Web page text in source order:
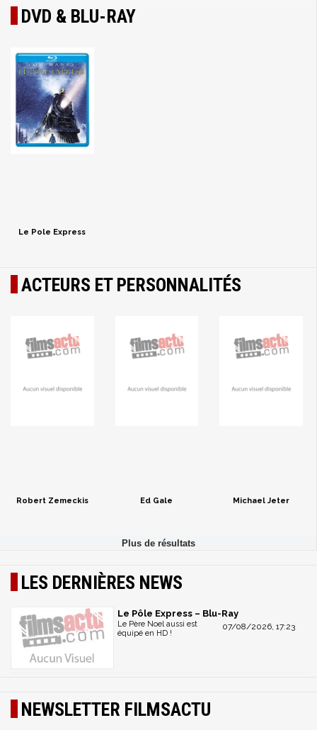
DVD & BLU-RAY
Le Pole Express
ACTEURS ET PERSONNALITÉS
Robert Zemeckis Ed Gale Michael Jeter
LES DERNIÈRES NEWS
Le Pôle Express – Blu-Ray
07/08/2026, 17:23
Le Père Noel aussi est
équipé en HD !
NEWSLETTER FILMSACTU